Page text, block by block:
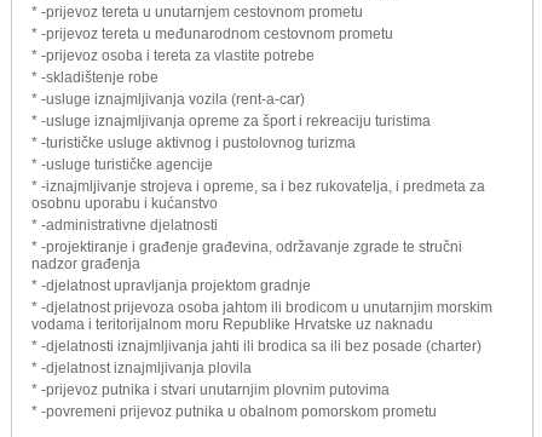
* -prijevoz tereta u unutarnjem cestovnom prometu
* -prijevoz tereta u međunarodnom cestovnom prometu
* -prijevoz osoba i tereta za vlastite potrebe
* -skladištenje robe
* -usluge iznajmljivanja vozila (rent-a-car)
* -usluge iznajmljivanja opreme za šport i rekreaciju turistima
* -turističke usluge aktivnog i pustolovnog turizma
* -usluge turističke agencije
* -iznajmljivanje strojeva i opreme, sa i bez rukovatelja, i predmeta za
osobnu uporabu i kućanstvo
* -administrativne djelatnosti
* -projektiranje i građenje građevina, održavanje zgrade te stručni
nadzor građenja
* -djelatnost upravljanja projektom gradnje
* -djelatnost prijevoza osoba jahtom ili brodicom u unutarnjim morskim
vodama i teritorijalnom moru Republike Hrvatske uz naknadu
* -djelatnosti iznajmljivanja jahti ili brodica sa ili bez posade (charter)
* -djelatnost iznajmljivanja plovila
* -prijevoz putnika i stvari unutarnjim plovnim putovima
* -povremeni prijevoz putnika u obalnom pomorskom prometu